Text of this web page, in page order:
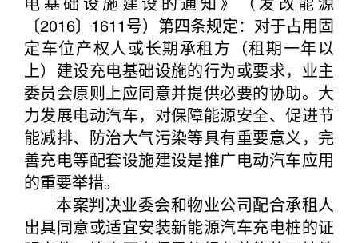
〔2016〕1611号）第四条规定：对于占用固
定车位产权人或长期承租方（租期一年以
上）建设充电基础设施的行为或要求，业主
委员会原则上应同意并提供必要的协助。大
力发展电动汽车，对保障能源安全、促进节
能减排、防治大气污染等具有重要意义，完
善充电等配套设施建设是推广电动汽车应用
的重要举措。
本案判决业委会和物业公司配合承租人
出具同意或适宜安装新能源汽车充电桩的证